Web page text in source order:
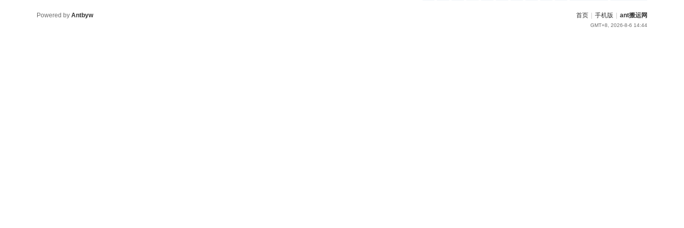
首页 手机版 ant搬运网
GMT+8, 2026-8-6 14:44
Powered by Antbyw